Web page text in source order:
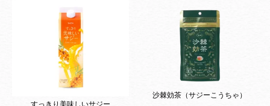
すっきり美味しいサジー
沙棘効茶（サジーこうちゃ）